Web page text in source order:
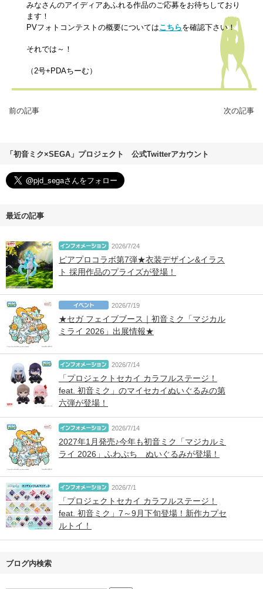
みなさんのアイディアあふれる作品のご応募をお待ちしており
ます！
PVフォトコンテストの概要についてはこちらを確認下さい！
それでは～！
（2号+PDAちーむ）
前の記事 次の記事
「初音ミク×SEGA」プロジェクト 公式Twitterアカウント
最近の記事
2026/7/24
ピアプロコラボ第7弾★衣装デザイン&イラス
ト 採用作品のプライズが登場！
2026/7/19
★セガ フェイブブース｜初音ミク「マジカル
ミライ 2026」出展情報★
2026/7/14
「プロジェクトセカイ カラフルステージ！
feat. 初音ミク」のマイセカイぬいぐるみの第
六弾が登場！
2026/7/14
2027年1月発売♪今年も初音ミク「マジカルミ
ライ 2026」ふわぷち ぬいぐるみが登場！
2026/7/1
「プロジェクトセカイ カラフルステージ！
feat. 初音ミク」7～9月下旬登場！新作カプセ
ルトイ！
ブログ内検索